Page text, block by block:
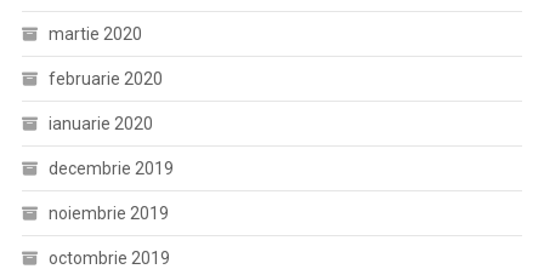
martie 2020
februarie 2020
ianuarie 2020
decembrie 2019
noiembrie 2019
octombrie 2019